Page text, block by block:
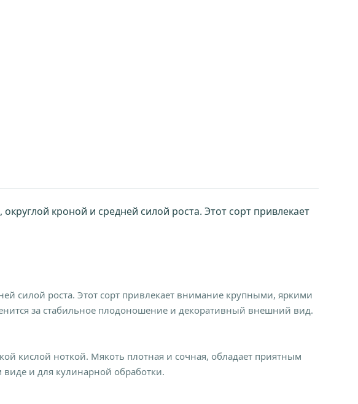
кроной и средней силой роста. Этот сорт привлекает
силой роста. Этот сорт привлекает внимание крупными, яркими
за стабильное плодоношение и декоративный внешний вид.
кислой ноткой. Мякоть плотная и сочная, обладает приятным
и для кулинарной обработки.